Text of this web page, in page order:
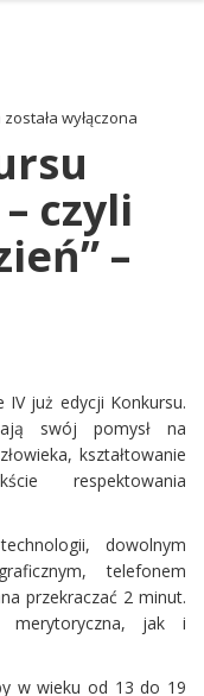
IV
konkursu
in
action
–
dzień”
rozpoczęta
została wyłączona
czyli
–
IV już edycji Konkursu.
swój pomysł na
kształtowanie
respektowania
dowolnym
telefonem
przekraczać 2 minut.
merytoryczna, jak i
w wieku od 13 do 19